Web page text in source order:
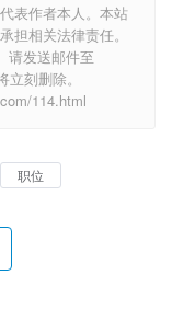
表作者本人。本站
担相关法律责任。
请发送邮件至
刻删除。
114.html
职位